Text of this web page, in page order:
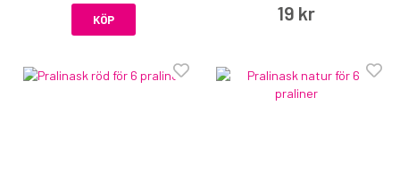
KÖP 19 kr